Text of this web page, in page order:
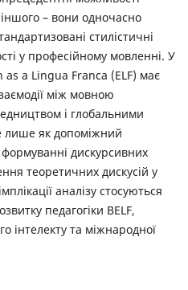
– вони одночасно
стилістичні
у професійному мовленні. У
as a Lingua Franca (ELF) має
між мовною
і глобальними
лише як допоміжний
дискурсивних
теоретичних дискусій у
аналізу стосуються
педагогіки BELF,
інтелекту та міжнародної